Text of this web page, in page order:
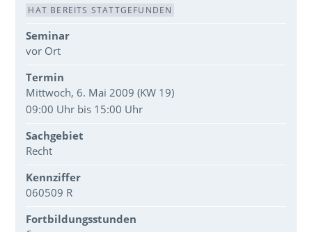
HAT BEREITS STATTGEFUNDEN
Seminar
vor Ort
Termin
Mittwoch, 6. Mai 2009 (KW 19)
09:00 Uhr bis 15:00 Uhr
Sachgebiet
Recht
Kennziffer
060509 R
Fortbildungsstunden